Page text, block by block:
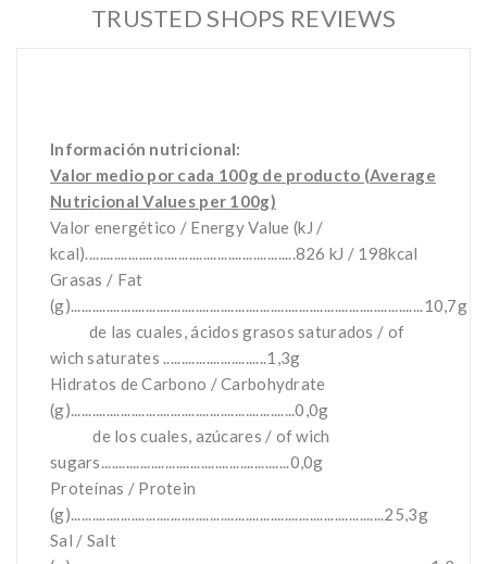
TRUSTED SHOPS REVIEWS
Información nutricional:
Valor medio por cada 100g de producto (Average
Nutricional Values per 100g)
Valor energético / Energy Value (kJ /
kcal)...........................................................826 kJ / 198kcal
Grasas / Fat
(g)...................................................................................................10,7g
de las cuales, ácidos grasos saturados / of
wich saturates .............................1,3g
Hidratos de Carbono / Carbohydrate
(g)...............................................................0,0g
de los cuales, azúcares / of wich
sugars.....................................................0,0g
Proteínas / Protein
(g)........................................................................................25,3g
Sal / Salt